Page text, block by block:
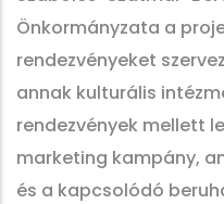
Önkormányzata a
rendezvényeket
annak kulturális
rendezvények mellett
marketing kampány,
és a kapcsolódó